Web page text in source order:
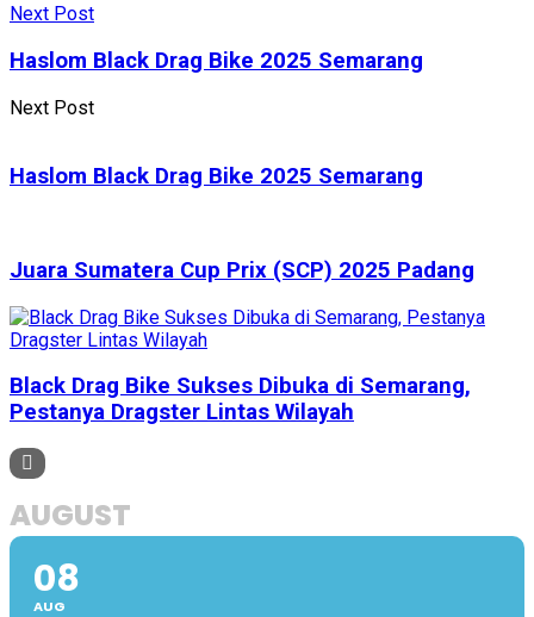
Next Post
Haslom Black Drag Bike 2025 Semarang
Next Post
Haslom Black Drag Bike 2025 Semarang
Juara Sumatera Cup Prix (SCP) 2025 Padang
Black Drag Bike Sukses Dibuka di Semarang,
Pestanya Dragster Lintas Wilayah
AUGUST
08
AUG